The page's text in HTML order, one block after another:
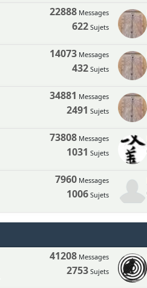
22888 Messages
622 Sujets
14073 Messages
432 Sujets
34881 Messages
2491 Sujets
73808 Messages
1031 Sujets
7960 Messages
1006 Sujets
41208 Messages
2753 Sujets